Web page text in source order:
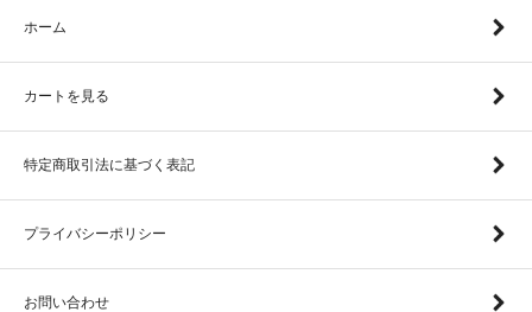
ホーム
カートを見る
特定商取引法に基づく表記
プライバシーポリシー
お問い合わせ